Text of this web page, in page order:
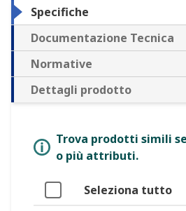
Specifiche
Documentazione Tecnica
Normative
Dettagli prodotto
Trova prodotti simili
o più attributi.
Seleziona tutto